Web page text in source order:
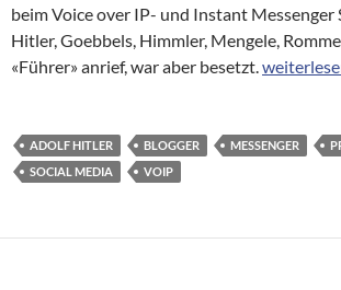
beim Voice over IP- und Instant Messenger
Hitler, Goebbels, Himmler, Mengele,
«Führer» anrief, war aber besetzt.Skype:
ADOLF HITLER BLOGGER MESSENGER
SOCIAL MEDIA
VOIP